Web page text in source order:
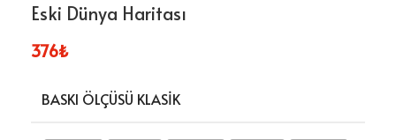
Eski Dünya Haritası
376₺
BASKI ÖLÇÜSÜ KLASIK